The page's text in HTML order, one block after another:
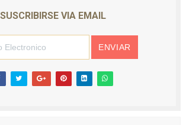
SUSCRIBIRSE VIA EMAIL